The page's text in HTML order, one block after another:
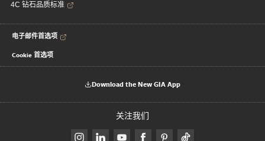
4C 钻石品质标准
电子邮件首选项
Cookie 首选项
Download the New GIA App
关注我们